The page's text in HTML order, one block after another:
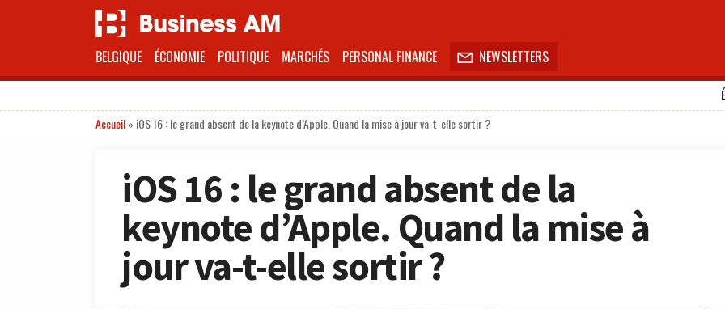
BELGIQUE ÉCONOMIE POLITIQUE MARCHÉS PERSONAL FINANCE  NEWSLETTERS
Accueil» iOS 16 : le grand absent de la keynote d’Apple. Quand la mise à jour va-t-elle sortir ?
iOS 16 : le grand absent de la
keynote d’Apple. Quand la mise à
jour va-t-elle sortir ?